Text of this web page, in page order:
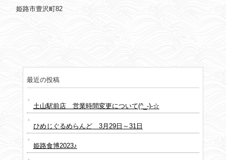
姫路市豊沢町82
最近の投稿
土山駅前店 営業時間変更について(^_-)-☆
ひめじぐるめらんど 3月29日～31日
姫路食博2023♪